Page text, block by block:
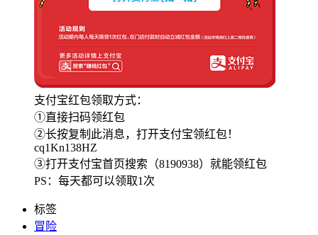
支付宝红包领取方式：
①直接扫码领红包
②长按复制此消息，打开支付宝领红包！
cq1Kn138HZ
③打开支付宝首页搜索（8190938）就能领红包
PS：每天都可以领取1次
标签
冒险